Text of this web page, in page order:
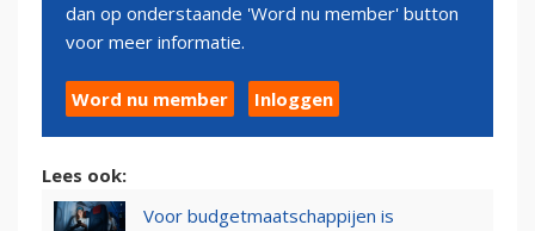
dan op onderstaande 'Word nu member' button
voor meer informatie.
Word nu member Inloggen
Lees ook:
Voor budgetmaatschappijen is